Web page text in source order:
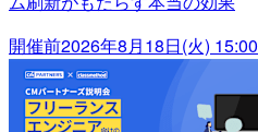
開催前2026年8月18日(火) 15:00